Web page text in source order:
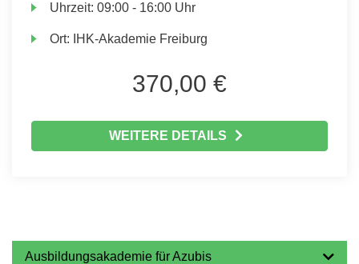
Uhrzeit:09:00 - 16:00 Uhr
Ort: IHK-Akademie Freiburg
370,00 €
WEITERE DETAILS
Ausbildungsakademie für Azubis